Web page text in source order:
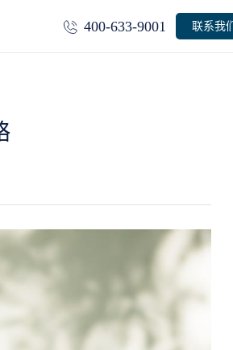
400-633-9001 联系我们